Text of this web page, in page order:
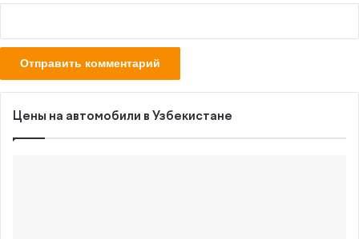
Цены на автомобили в Узбекистане